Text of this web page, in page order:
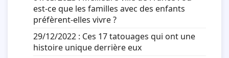
est-ce que les familles avec des enfants
préfèrent-elles vivre ?
29/12/2022 : Ces 17 tatouages qui ont une
histoire unique derrière eux